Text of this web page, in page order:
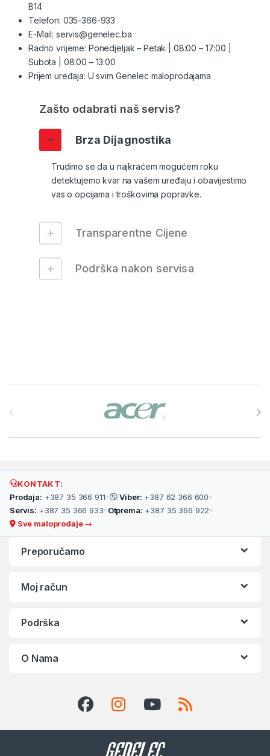
B14
Telefon: 035-366-933
E-Mail: servis@genelec.ba
Radno vrijeme: Ponedjeljak – Petak | 08:00 – 17:00 |
Subota | 08:00 – 13:00
Prijem uređaja: U svim Genelec maloprodajama
Zašto odabrati naš servis?
Brza Dijagnostika
Trudimo se da u najkraćem mogućem roku
detektujemo kvar na vašem uređaju i obavijestimo
vas o opcijama i troškovima popravke.
Transparentne Cijene
Podrška nakon servisa
KONTAKT:
Prodaja: +387 35 366 911• Viber: +387 62 366 600•
Servis: +387 35 366 933• Otprema: +387 35 366 922•
Sve maloprodaje →
Preporučamo
Moj račun
Podrška
O Nama